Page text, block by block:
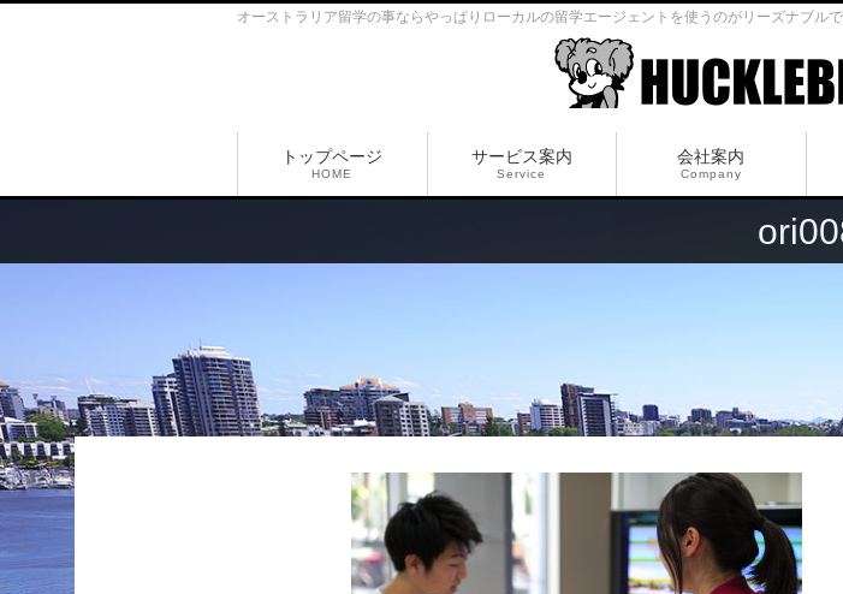
オーストラリア留学の事ならやっぱりローカルの留学エージェントを使うのがリーズナブル
トップページ
HOME
サービス案内
Service
会社案内
Company